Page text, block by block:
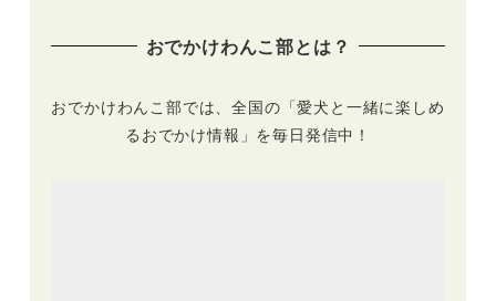
発見を楽しもう♪
気リゾートまで紹介
おでかけわんこ部とは？
おでかけわんこ部では、全国の「愛犬と一緒に楽しめ
るおでかけ情報」を毎日発信中！